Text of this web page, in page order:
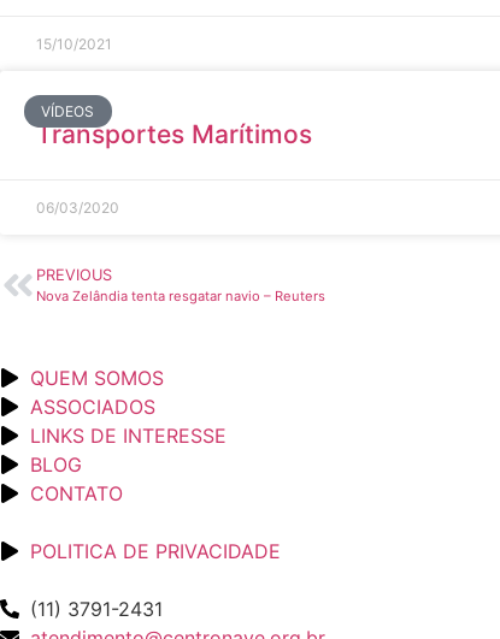
15/10/2021
VÍDEOS
Transportes Marítimos
06/03/2020
PREVIOUS
Nova Zelândia tenta resgatar navio – Reuters
QUEM SOMOS
ASSOCIADOS
LINKS DE INTERESSE
BLOG
CONTATO
POLITICA DE PRIVACIDADE
(11) 3791-2431